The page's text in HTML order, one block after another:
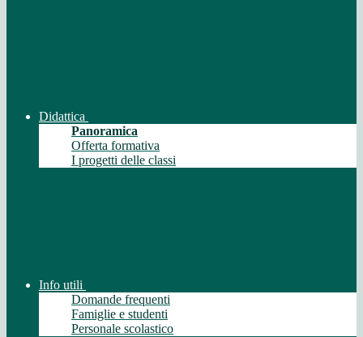
Didattica
Panoramica
Offerta formativa
I progetti delle classi
Info utili
Domande frequenti
Famiglie e studenti
Personale scolastico